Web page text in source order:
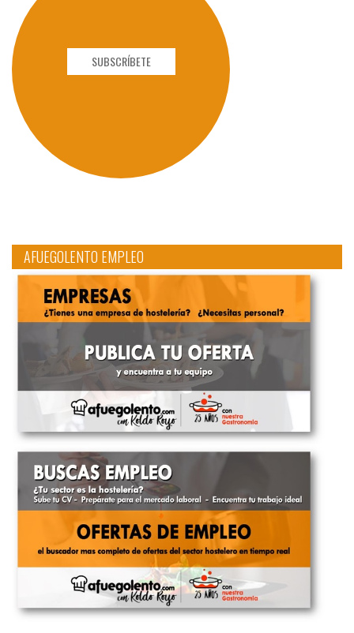
SUBSCRÍBETE
AFUEGOLENTO EMPLEO